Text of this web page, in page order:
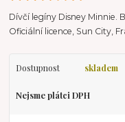
Dívčí legíny Disney Minnie.
Oficiální licence, Sun City,
Dostupnost skladem
Nejsme plátci DPH